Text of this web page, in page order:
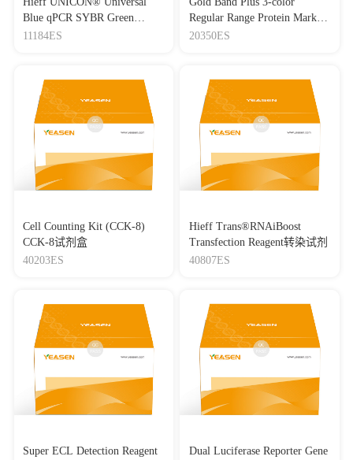
Blue qPCR SYBR Green
Master Mix
11184ES
Regular Range Protein Marker
(8-180 kDa) 三色预染蛋白质
20350ES
Cell Counting Kit (CCK-8)
CCK-8试剂盒
40203ES
Hieff Trans®RNAiBoost
Transfection Reagent转染试剂
40807ES
Super ECL Detection Reagent
Dual Luciferase Reporter Gene